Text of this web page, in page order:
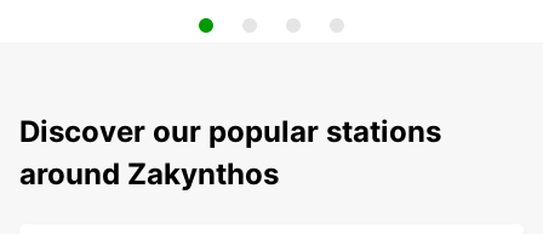
Discover our popular stations
around Zakynthos